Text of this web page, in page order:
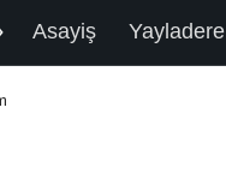
Asayiş Yayladere